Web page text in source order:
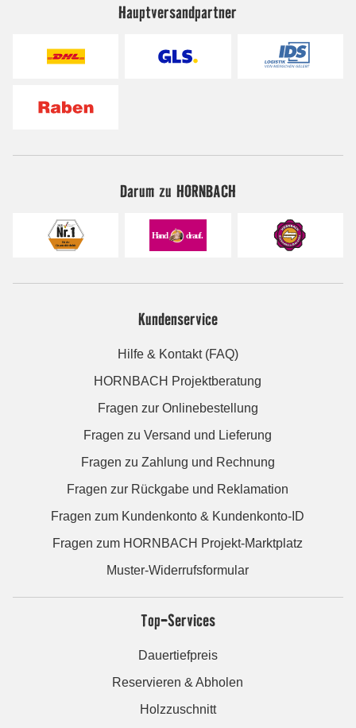
Hauptversandpartner
Darum zu HORNBACH
Kundenservice
Hilfe & Kontakt (FAQ)
HORNBACH Projektberatung
Fragen zur Onlinebestellung
Fragen zu Versand und Lieferung
Fragen zu Zahlung und Rechnung
Fragen zur Rückgabe und Reklamation
Fragen zum Kundenkonto & Kundenkonto-ID
Fragen zum HORNBACH Projekt-Marktplatz
Muster-Widerrufsformular
Top-Services
Dauertiefpreis
Reservieren & Abholen
Holzzuschnitt